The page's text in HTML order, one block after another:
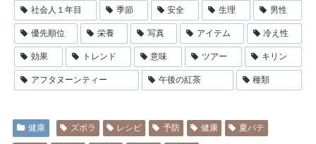
社会人１年目 季節 安全 生理 男性
優先順位 栄養 写真 アイテム 冷え性
効果 トレンド 意味 ツアー キリン
アフタヌーンティー 午後の紅茶 種類
健康 ズボラ レシピ 予防 健康 夏バテ